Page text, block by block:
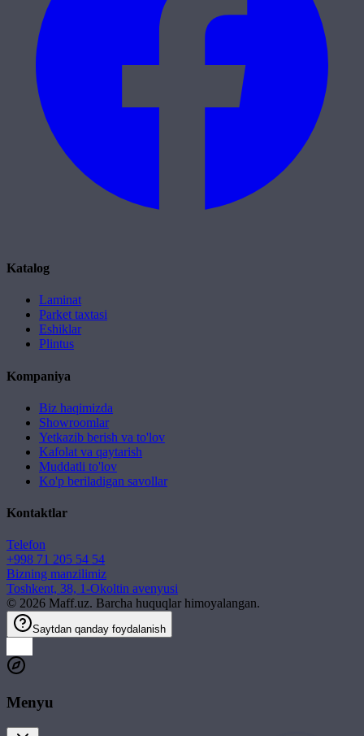
Katalog
Laminat
Parket taxtasi
Eshiklar
Plintus
Kompaniya
Biz haqimizda
Showroomlar
Yetkazib berish va to'lov
Kafolat va qaytarish
Muddatli to'lov
Ko'p beriladigan savollar
Kontaktlar
Telefon
+998 71 205 54 54
Bizning manzilimiz
Toshkent, 38, 1-Okoltin avenyusi
© 2026 Maff.uz. Barcha huquqlar himoyalangan.
Saytdan qanday foydalanish
Menyu